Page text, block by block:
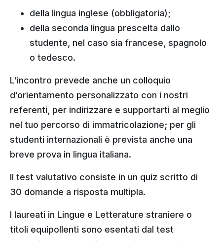
della lingua inglese (obbligatoria);
della seconda lingua prescelta dallo
studente, nel caso sia francese, spagnolo
o tedesco.
L’incontro prevede anche un colloquio
d’orientamento personalizzato con i nostri
referenti, per indirizzare e supportarti al meglio
nel tuo percorso di immatricolazione; per gli
studenti internazionali è prevista anche una
breve prova in lingua italiana.
Il test valutativo consiste in un quiz scritto di
30 domande a risposta multipla.
I laureati in Lingue e Letterature straniere o
titoli equipollenti sono esentati dal test